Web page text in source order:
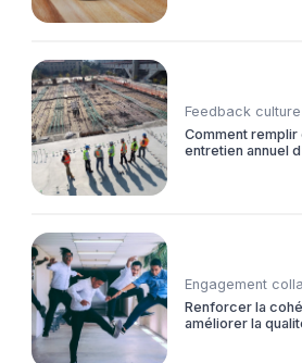
Feedback culture
Comment
entretien annuel
Renforcer la
améliorer la